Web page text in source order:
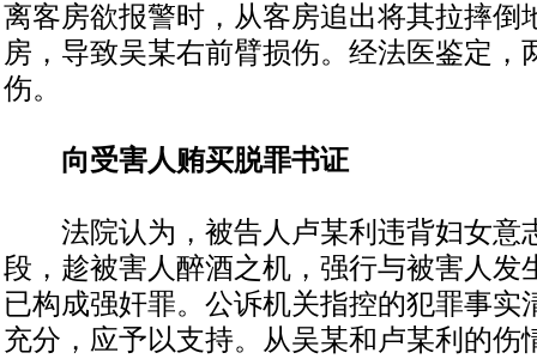
离客房欲报警时，从客房追出将其拉摔倒
房，导致吴某右前臂损伤。经法医鉴定，
伤。
向受害人贿买脱罪书证
法院认为，被告人卢某利违背妇女意
段，趁被害人醉酒之机，强行与被害人发
已构成强奸罪。公诉机关指控的犯罪事实
充分，应予以支持。从吴某和卢某利的伤